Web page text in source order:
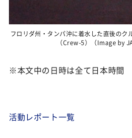
フロリダ州・タンパ沖に着水した直後のク
（Crew-5）（Image by
※本文中の日時は全て日本時間
活動レポート一覧